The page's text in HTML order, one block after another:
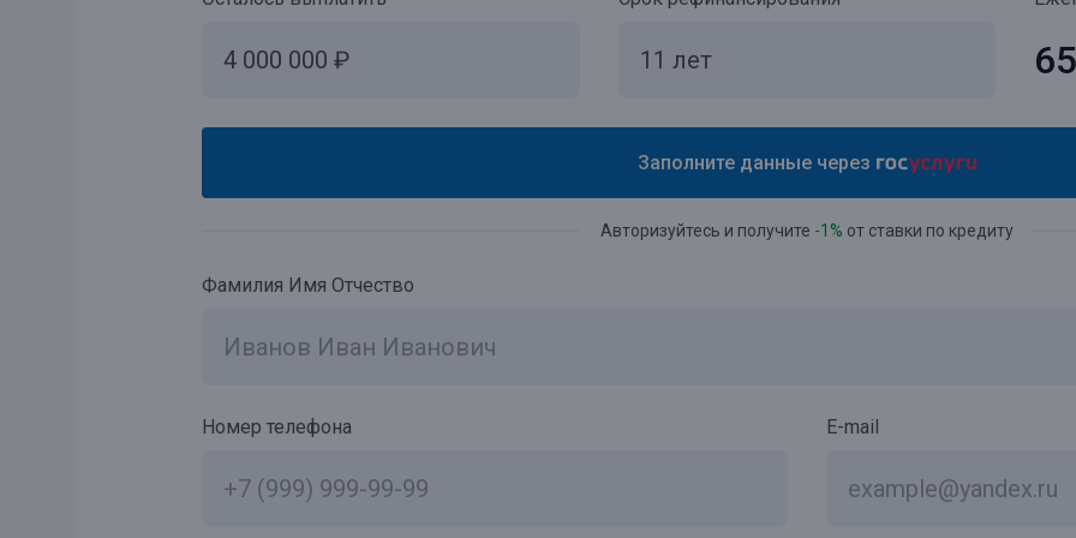
Заполните данные через
Авторизуйтесь и получите -1% от ставки по кредиту
Фамилия Имя Отчество
Номер телефона E-mail